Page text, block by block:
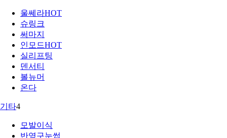
울쎄라HOT
슈링크
써마지
인모드HOT
실리프팅
덴서티
볼뉴머
온다
기타4
모발이식
반영구눈썹